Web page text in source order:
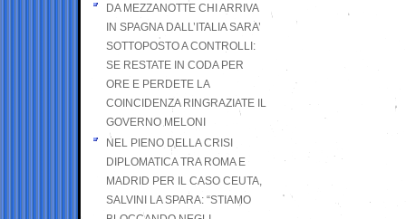
DA MEZZANOTTE CHI ARRIVA
IN SPAGNA DALL’ITALIA SARA’
SOTTOPOSTO A CONTROLLI:
SE RESTATE IN CODA PER
ORE E PERDETE LA
COINCIDENZA RINGRAZIATE IL
GOVERNO MELONI
NEL PIENO DELLA CRISI
DIPLOMATICA TRA ROMA E
MADRID PER IL CASO CEUTA,
SALVINI LA SPARA: “STIAMO